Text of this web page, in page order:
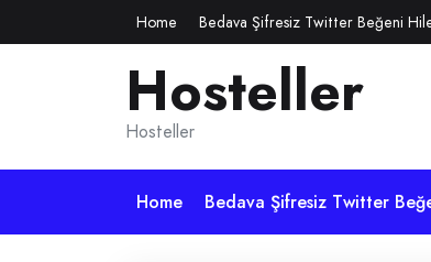
to
Home Bedava Şifresiz Twitter Beğeni
Hosteller
Hosteller
Home Bedava Şifresiz Twitter